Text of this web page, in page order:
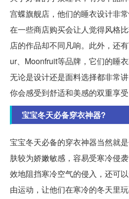
宫蝶旗舰店，他们的睡衣设计非
在一些商店购买会让人觉得风格
店的作品却不同凡响。此外，还
ur、Moonfruit等品牌，它们的睡
无论是设计还是面料选择都非常
你会感受到舒适和美感的双重享受
宝宝冬天必备穿衣神器?
宝宝冬天必备的穿衣神器当然就
肤较为娇嫩敏感，容易受寒冷侵
效地阻挡寒冷空气的侵入，还可
由运动，让他们在寒冷的冬天里